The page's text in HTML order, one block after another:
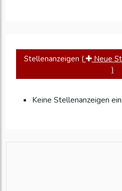
Stellenanzeigen (
Neue
)
Keine Stellenanzeigen